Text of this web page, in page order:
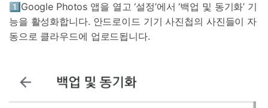
1️⃣Google Photos 앱을 열고 ‘설정’에서 ‘백업 및 동기화’ 기
능을 활성화합니다. 안드로이드 기기 사진첩의 사진들이 자
동으로 클라우드에 업로드됩니다.